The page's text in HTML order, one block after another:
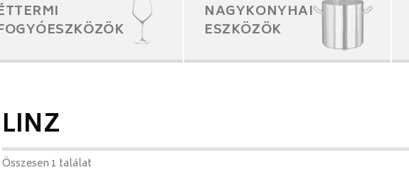
NAGYKONYHAI
ESZKÖZÖK
LINZ
Összesen 1 találat